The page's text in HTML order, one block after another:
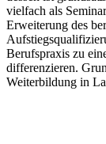
vielfach als
Erweiterung des
Berufspraxis zu
differenzieren.
Weiterbildung in